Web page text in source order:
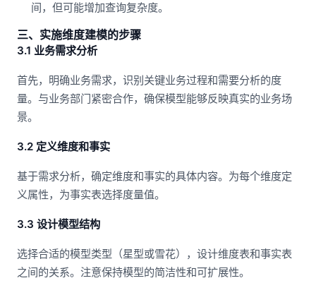
间，但可能增加查询复杂度。
三、实施维度建模的步骤
3.1 业务需求分析
首先，明确业务需求，识别关键业务过程和需要分析的度
量。与业务部门紧密合作，确保模型能够反映真实的业务场
景。
3.2 定义维度和事实
基于需求分析，确定维度和事实的具体内容。为每个维度定
义属性，为事实表选择度量值。
3.3 设计模型结构
选择合适的模型类型（星型或雪花），设计维度表和事实表
之间的关系。注意保持模型的简洁性和可扩展性。